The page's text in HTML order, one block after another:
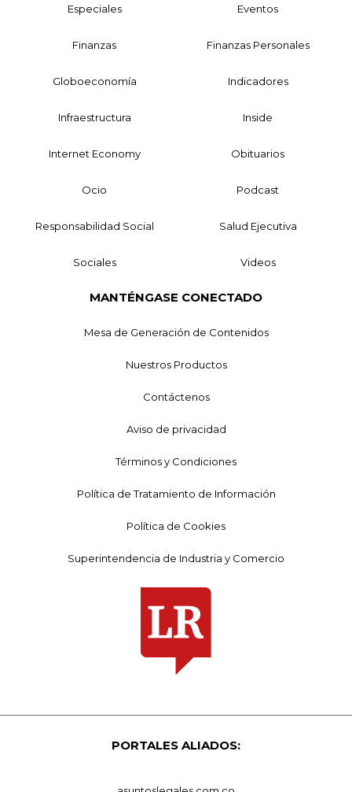
Especiales Eventos
Finanzas Finanzas Personales
Globoeconomía Indicadores
Infraestructura Inside
Internet Economy Obituarios
Ocio Podcast
Responsabilidad Social Salud Ejecutiva
Sociales Videos
MANTÉNGASE CONECTADO
Mesa de Generación de Contenidos
Nuestros Productos
Contáctenos
Aviso de privacidad
Términos y Condiciones
Política de Tratamiento de Información
Política de Cookies
Superintendencia de Industria y Comercio
PORTALES ALIADOS: